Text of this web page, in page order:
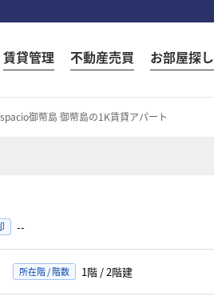
賃貸管理 不動産売買 お部屋探し
御幣島 御幣島の1K賃貸アパート
--
所在階 / 階数 1階 / 2階建